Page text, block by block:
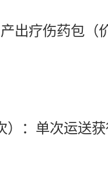
出疗伤药包（
）：单次运送